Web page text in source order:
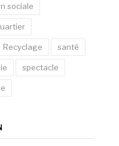
sociale
Recyclage santé
spectacle